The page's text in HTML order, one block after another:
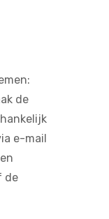
de
e-mail
de